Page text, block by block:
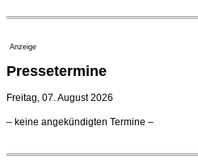
Kammerorchester Heilbronn:
21. Juli 2026 - 13:08 Uhr
Opernhäuser gedenken
Anzeige
Pressetermine
Freitag, 07. August 2026
– keine angekündigten Termine –